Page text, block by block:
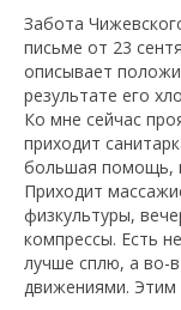
Забота
письме от 23
описывает
результате его
Ко мне сейчас
приходит
большая помощь,
Приходит
физкультуры,
компрессы. Есть
лучше сплю, а во-
движениями. Этим